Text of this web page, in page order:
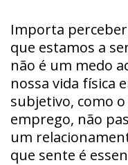
Importa
que estamos a
não é um medo
nossa vida física
subjetivo, como
emprego, não
um
que sente é